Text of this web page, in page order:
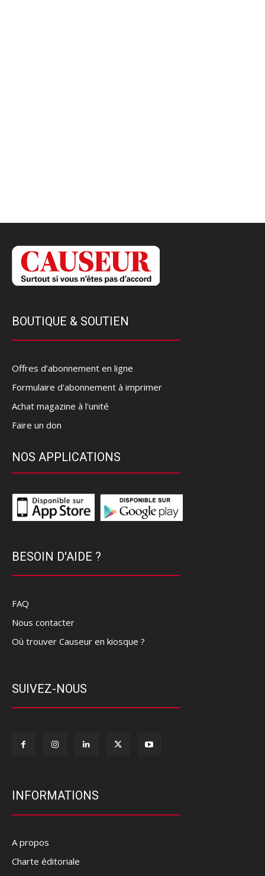
BOUTIQUE & SOUTIEN
Offres d’abonnement en ligne
Formulaire d'abonnement à imprimer
Achat magazine à l'unité
Faire un don
NOS APPLICATIONS
BESOIN D'AIDE ?
FAQ
Nous contacter
Où trouver Causeur en kiosque ?
SUIVEZ-NOUS
INFORMATIONS
A propos
Charte éditoriale